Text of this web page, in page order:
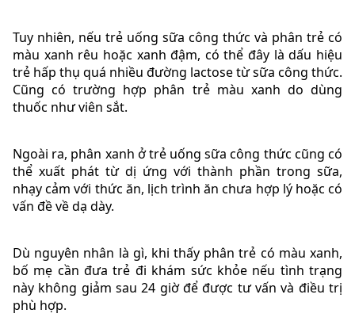
Tuy nhiên, nếu trẻ uống sữa công thức và phân trẻ có
màu xanh rêu hoặc xanh đậm, có thể đây là dấu hiệu
trẻ hấp thụ quá nhiều đường lactose từ sữa công thức.
Cũng có trường hợp phân trẻ màu xanh do dùng
thuốc như viên sắt.
Ngoài ra, phân xanh ở trẻ uống sữa công thức cũng có
thể xuất phát từ dị ứng với thành phần trong sữa,
nhạy cảm với thức ăn, lịch trình ăn chưa hợp lý hoặc có
vấn đề về dạ dày.
Dù nguyên nhân là gì, khi thấy phân trẻ có màu xanh,
bố mẹ cần đưa trẻ đi khám sức khỏe nếu tình trạng
này không giảm sau 24 giờ để được tư vấn và điều trị
phù hợp.